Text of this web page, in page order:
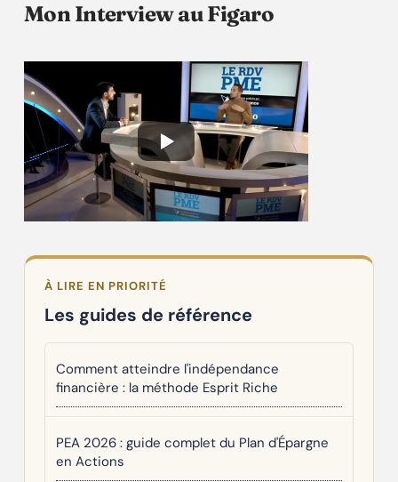
Mon Interview au Figaro
À LIRE EN PRIORITÉ
Les guides de référence
Comment atteindre l'indépendance
financière : la méthode Esprit Riche
PEA 2026 : guide complet du Plan d'Épargne
en Actions